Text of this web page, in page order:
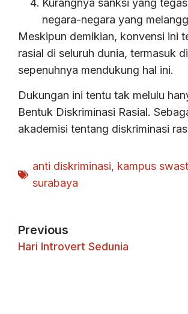
negara-negara yang
Meskipun demikian, konvensi ini
rasial di seluruh dunia, termasuk
sepenuhnya mendukung hal ini.
Dukungan ini tentu tak melulu
Bentuk Diskriminasi Rasial.
akademisi tentang diskriminasi
anti diskriminasi, kampus
surabaya
Previous
Hari Introvert Sedunia